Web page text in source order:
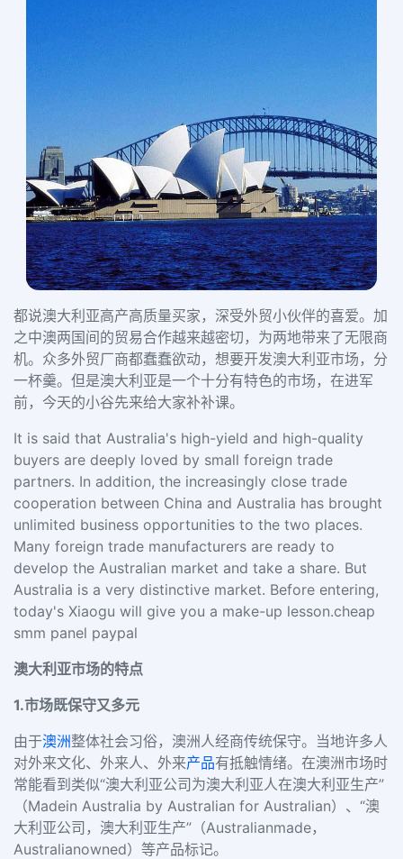
都说澳大利亚高产高质量买家，深受外贸小伙伴的喜爱。加
之中澳两国间的贸易合作越来越密切，为两地带来了无限商
机。众多外贸厂商都蠢蠢欲动，想要开发澳大利亚市场，分
一杯羹。但是澳大利亚是一个十分有特色的市场，在进军
前，今天的小谷先来给大家补补课。
It is said that Australia's high-yield and high-quality
buyers are deeply loved by small foreign trade
partners. In addition, the increasingly close trade
cooperation between China and Australia has brought
unlimited business opportunities to the two places.
Many foreign trade manufacturers are ready to
develop the Australian market and take a share. But
Australia is a very distinctive market. Before entering,
today's Xiaogu will give you a make-up lesson.cheap
smm panel paypal
澳大利亚市场的特点
1.市场既保守又多元
由于澳洲整体社会习俗，澳洲人经商传统保守。当地许多人
对外来文化、外来人、外来产品有抵触情绪。在澳洲市场时
常能看到类似“澳大利亚公司为澳大利亚人在澳大利亚生产”
（Madein Australia by Australian for Australian）、“澳
大利亚公司，澳大利亚生产”（Australianmade，
Australianowned）等产品标记。